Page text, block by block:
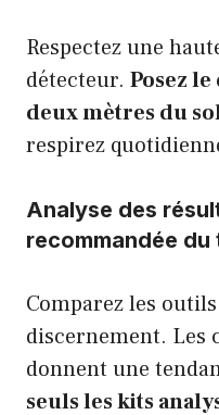
Respectez une
détecteur. Posez
deux mètres du
respirez
Analyse des
recommandée du
Comparez les
discernement. Les
donnent une
seuls les kits